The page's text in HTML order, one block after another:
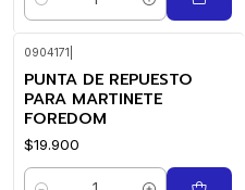
Cantidad
0904171
PUNTA DE REPUESTO
PARA MARTINETE
FOREDOM
$19.900